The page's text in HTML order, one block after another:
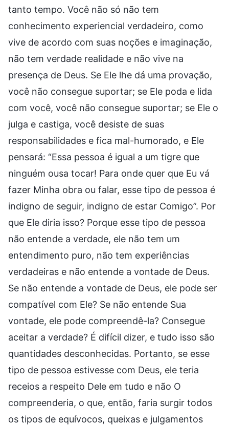
tanto tempo. Você não só não tem
conhecimento experiencial verdadeiro, como
vive de acordo com suas noções e imaginação,
não tem verdade realidade e não vive na
presença de Deus. Se Ele lhe dá uma provação,
você não consegue suportar; se Ele poda e lida
com você, você não consegue suportar; se Ele o
julga e castiga, você desiste de suas
responsabilidades e fica mal-humorado, e Ele
pensará: “Essa pessoa é igual a um tigre que
ninguém ousa tocar! Para onde quer que Eu vá
fazer Minha obra ou falar, esse tipo de pessoa é
indigno de seguir, indigno de estar Comigo”. Por
que Ele diria isso? Porque esse tipo de pessoa
não entende a verdade, ele não tem um
entendimento puro, não tem experiências
verdadeiras e não entende a vontade de Deus.
Se não entende a vontade de Deus, ele pode ser
compatível com Ele? Se não entende Sua
vontade, ele pode compreendê-la? Consegue
aceitar a verdade? É difícil dizer, e tudo isso são
quantidades desconhecidas. Portanto, se esse
tipo de pessoa estivesse com Deus, ele teria
receios a respeito Dele em tudo e não O
compreenderia, o que, então, faria surgir todos
os tipos de equívocos, queixas e julgamentos